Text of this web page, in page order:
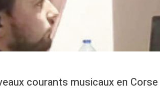
courants musicaux en Corse